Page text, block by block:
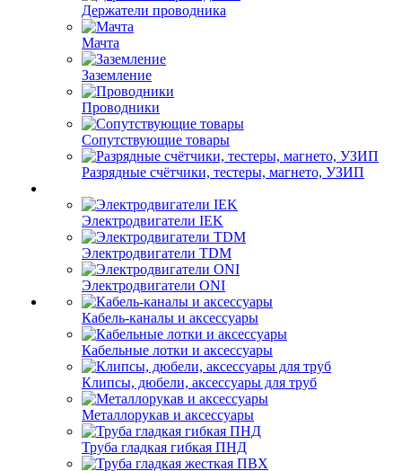
Держатели проводника
Мачта
Заземление
Проводники
Сопутствующие товары
Разрядные счётчики, тестеры, магнето, УЗИП
Электродвигатели IEK
Электродвигатели TDM
Электродвигатели ONI
Кабель-каналы и аксессуары
Кабельные лотки и аксессуары
Клипсы, дюбели, аксессуары для труб
Металлорукав и аксессуары
Труба гладкая гибкая ПНД